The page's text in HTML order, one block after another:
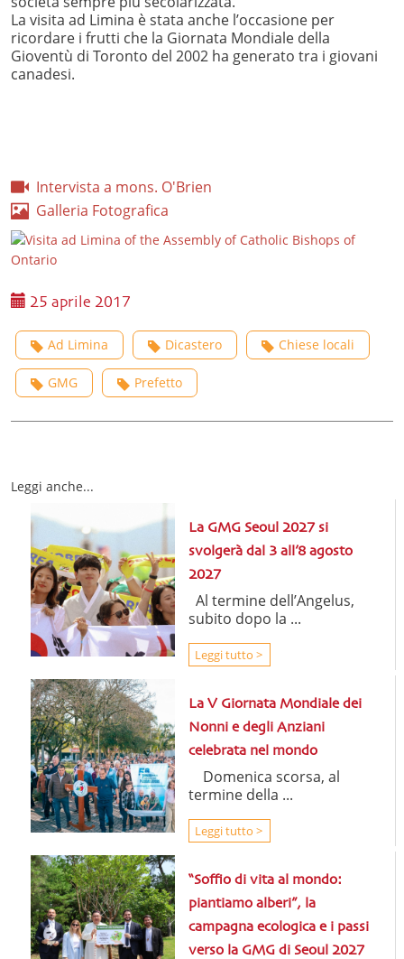
La visita ad Limina è stata anche l’occasione per
ricordare i frutti che la Giornata Mondiale della
Gioventù di Toronto del 2002 ha generato tra i giovani
canadesi.
Intervista a mons. O'Brien
Galleria Fotografica
25 aprile 2017
Ad Limina Dicastero Chiese locali
GMG Prefetto
Leggi anche...
La GMG Seoul 2027 si
svolgerà dal 3 all’8 agosto
2027
Al termine dell’Angelus,
subito dopo la ...
Leggi tutto >
La V Giornata Mondiale dei
Nonni e degli Anziani
celebrata nel mondo
Domenica scorsa, al
termine della ...
Leggi tutto >
“Soffio di vita al mondo:
piantiamo alberi”, la
campagna ecologica e i passi
verso la GMG di Seoul 2027